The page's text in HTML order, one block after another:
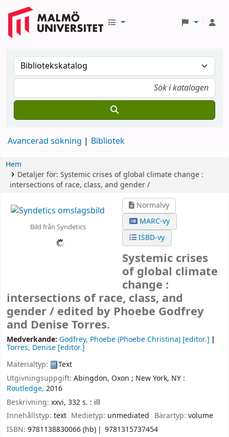
Avancerad sökning Bibliotek
Hem
Detaljer för: Systemic crises of global climate change :
intersections of race, class, and gender /
Bild från Syndetics
Normalvy
MARC-vy
ISBD-vy
Systemic crises
of global climate
change :
intersections of race, class, and
gender / edited by Phoebe Godfrey
and Denise Torres.
Medverkande: Godfrey, Phoebe (Phoebe Christina) [editor.]
Torres, Denise [editor.]
Materialtyp:
Text
Utgivningsuppgift: Abingdon, Oxon ; New York, NY :
Routledge, 2016
Beskrivning: xxvi, 332 s. : ill
Innehållstyp: text Medietyp: unmediated Bärartyp: volume
ISBN: 9781138830066 (hb)
9781315737454